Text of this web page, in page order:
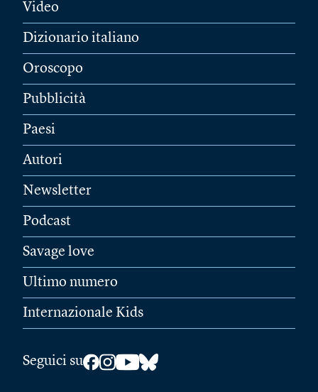
Video
Dizionario italiano
Oroscopo
Pubblicità
Paesi
Autori
Newsletter
Podcast
Savage love
Ultimo numero
Internazionale Kids
Seguici su